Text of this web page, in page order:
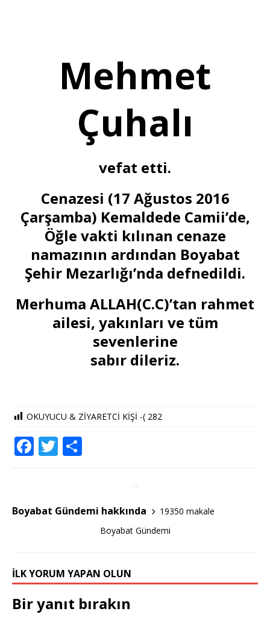
Mehmet
Çuhalı
vefat etti.
Cenazesi (17 Ağustos 2016
Çarşamba) Kemaldede Camii’de,
Öğle vakti kılınan cenaze
namazının ardından Boyabat
Şehir Mezarlığı’nda defnedildi.
Merhuma ALLAH(C.C)’tan rahmet
ailesi, yakınları ve tüm
sevenlerine
sabır dileriz.
OKUYUCU & ZİYARETCİ KİŞİ -( 282
F
e
b
k
T
te
r
e
Boyabat Gündemi hakkında
19350 makale
Boyabat Gündemi
İLK YORUM YAPAN OLUN
Bir yanıt bırakın